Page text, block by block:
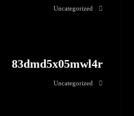
Uncategorized
83dmd5x05mwl4r
Uncategorized